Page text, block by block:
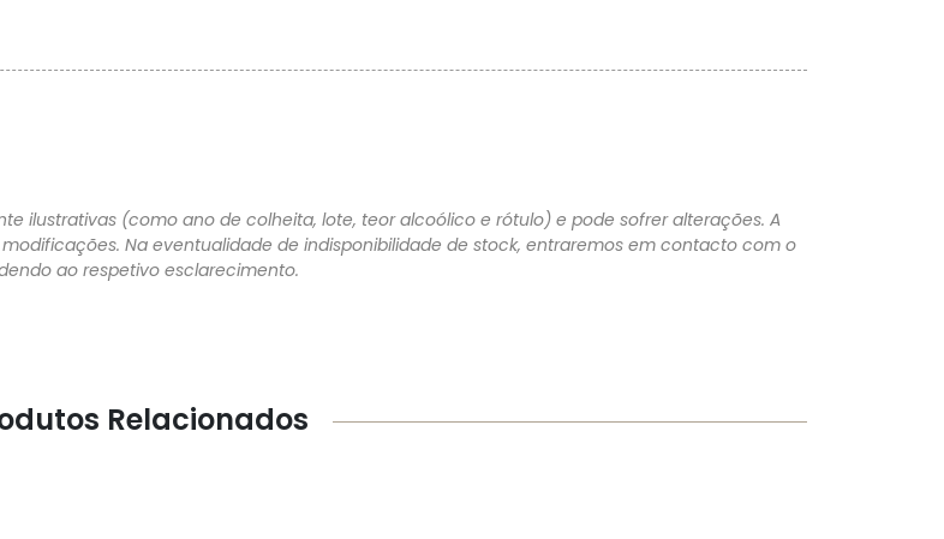
ilustrativas (como ano de colheita, lote, teor alcoólico e rótulo) e pode sofrer alterações. A
Na eventualidade de indisponibilidade de stock, entraremos em contacto com o
ao respetivo esclarecimento.
Relacionados